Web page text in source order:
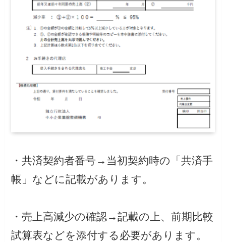
・共済契約者番号→当初契約時の「共済手
帳」などに記載があります。
・売上高減少の確認→記載の上、前期比較
試算表などを添付する必要があります。